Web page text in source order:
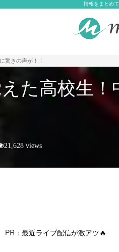
情報をまとめ
驚きの声が！！
た高校生
21,628 views
PR： 最近ライブ配信が激アツ🔥